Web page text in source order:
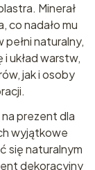
Minerał
co nadało mu
naturalny,
układ warstw,
jak i osoby
prezent dla
wyjątkowe
się naturalnym
dekoracyjny